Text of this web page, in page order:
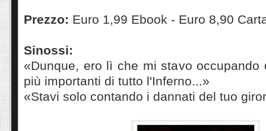
Prezzo: Euro 1,99 Ebook - Euro 8,90
Sinossi:
«Dunque, ero lì che mi stavo occupando
più importanti di tutto l'Inferno...»
«Stavi solo contando i dannati del tuo